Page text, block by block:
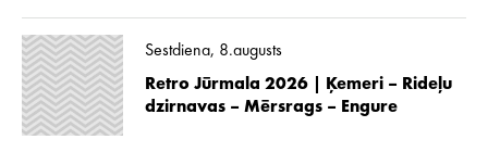
Sestdiena, 8.augusts
Retro Jūrmala 2026 | Ķemeri – Rideļu
dzirnavas – Mērsrags – Engure